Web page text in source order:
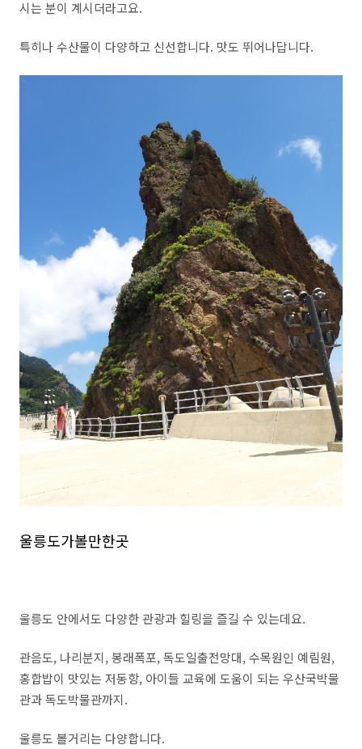
시는 분이 계시더라고요.
특히나 수산물이 다양하고 신선합니다. 맛도 뛰어나답니다.
울릉도가볼만한곳
울릉도 안에서도 다양한 관광과 힐링을 즐길 수 있는데요.
관음도, 나리분지, 봉래폭포, 독도일출전망대, 수목원인 예림원,
홍합밥이 맛있는 저동항, 아이들 교육에 도움이 되는 우산국박물
관과 독도박물관까지.
울릉도 볼거리는 다양합니다.